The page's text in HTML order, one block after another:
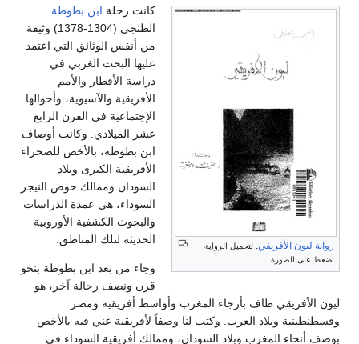
رواية ليون الأفريقي. لتحميل الرواية،
اضغط على الصورة.
كانت رحلة ابن بطوطة
الطنجي (1304-1378) وثيقة
من أنفس الوثائق التي اعتمد
عليها البحث الغربي في
دراسة الأقطار والأمم
الأفريقية والآسيوية، وأحوالها
الإجتماعية في القرن الرابع
عشر الميلادي. وكانت أوصاف
ابن بطوطة، بالأخص للصحراء
الأفريقية الكبرى وبلاد
السودان وممالك حوض النيجر
السوداء، هي عمدة الدراسات
والبحوث الكشفية الأوروبية
الحديثة لتلك المناطق.
وجاء من بعد ابن بطوطة بنحو
قرن ونصف رحالة آخر، هو
ليون الأفريقي طاف بأرجاء المغرب وأواسط أفريقية ومصر
وقسطنطينية وبلاد العرب. وكتب لنا وصفاً لأفريقية عني فيه بالأخص
بوصف أنحاء المغرب وبلاد السودان، وممالك أفريقية السوداء في